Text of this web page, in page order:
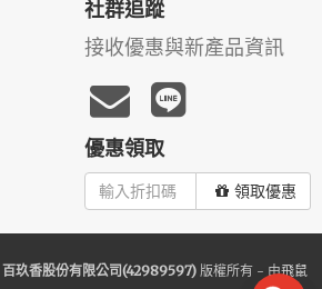
社群追蹤
接收優惠與新產品資訊
優惠領取
領取優惠
百玖香股份有限公司(42989597) 版權所有 - 由飛鼠